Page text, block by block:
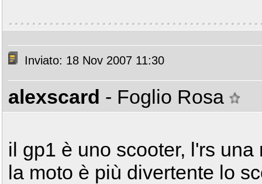
Inviato: 18 Nov 2007 11:30
alexscard - Foglio Rosa
il gp1 è uno scooter, l'rs
la moto è più divertente lo